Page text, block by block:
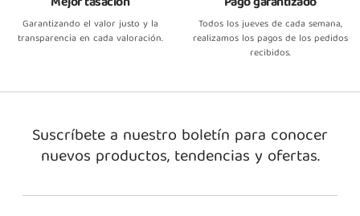
Garantizando el valor justo y la
transparencia en cada valoración.
Todos los jueves de cada semana,
realizamos los pagos de los pedidos
recibidos.
Suscríbete a nuestro boletín para conocer
nuevos productos, tendencias y ofertas.